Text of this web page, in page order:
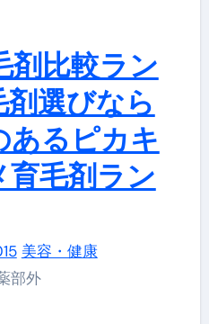
剤比較ラン
選びなら
あるピカキ
毛剤ラン
美容・健康
部外